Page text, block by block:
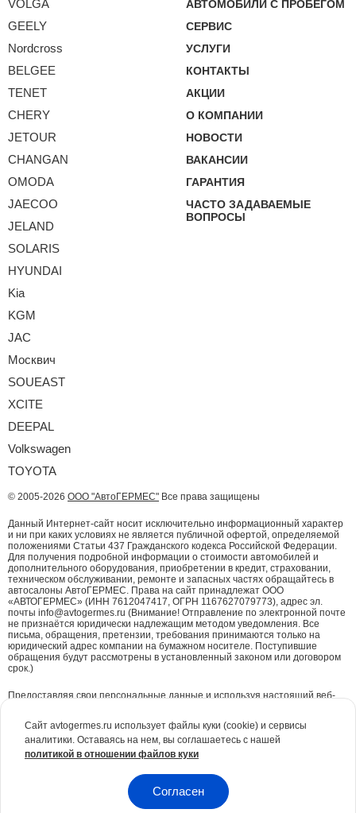
VOLGA
GEELY
Nordcross
BELGEE
TENET
CHERY
JETOUR
CHANGAN
OMODA
JAECOO
JELAND
SOLARIS
HYUNDAI
Kia
KGM
JAC
Москвич
SOUEAST
XCITE
DEEPAL
Volkswagen
TOYOTA
АВТОМОБИЛИ С ПРОБЕГОМ
СЕРВИС
УСЛУГИ
КОНТАКТЫ
АКЦИИ
О КОМПАНИИ
НОВОСТИ
ВАКАНСИИ
ГАРАНТИЯ
ЧАСТО ЗАДАВАЕМЫЕ
ВОПРОСЫ
© 2005-2026 ООО "АвтоГЕРМЕС" Все права защищены
Данный Интернет-сайт носит исключительно информационный характер
и ни при каких условиях не является публичной офертой, определяемой
положениями Статьи 437 Гражданского кодекса Российской Федерации.
Для получения подробной информации о стоимости автомобилей и
дополнительного оборудования, приобретении в кредит, страховании,
техническом обслуживании, ремонте и запасных частях обращайтесь в
автосалоны АвтоГЕРМЕС. Права на сайт принадлежат ООО
«АВТОГЕРМЕС» (ИНН 7612047417, ОГРН 1167627079773), адрес эл.
почты info@avtogermes.ru (Внимание! Отправление по электронной почте
не признаётся юридически надлежащим методом уведомления. Все
письма, обращения, претензии, требования принимаются только на
юридический адрес компании на бумажном носителе. Поступившие
обращения будут рассмотрены в установленный законом или договором
срок.)
Предоставляя свои персональные данные и используя настоящий веб-
Для повышения удобства работы с сайтом и обеспечения его корректной
работы компания АвтоГЕРМЕСиспользует файлы куки (cookie)
идентифицируют Ваши личные данные. Вся информация является сугубо
конфиденциальной. При необходимости Вы можете отключить куки с
помощью настроек браузера.
Сайт avtogermes.ru использует файлы куки (cookie) и сервисы
аналитики. Оставаясь на нем, вы соглашаетесь с нашей
политикой в отношении файлов куки
Согласен